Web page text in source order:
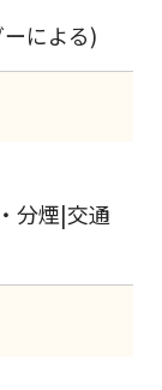
による)
分煙|交通